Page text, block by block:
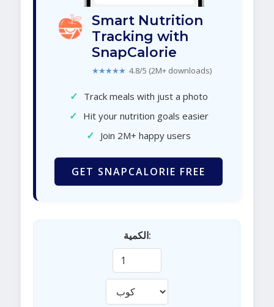
Smart Nutrition
Tracking with
SnapCalorie
★★★★★ 4.8/5 (2M+ downloads)
✓ Track meals with just a photo
✓ Hit your nutrition goals easier
✓ Join 2M+ happy users
GET SNAPCALORIE FREE
الكمية: